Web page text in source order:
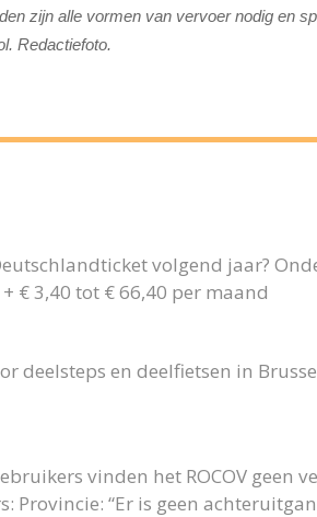
zijn alle vormen van vervoer nodig en
Redactiefoto.
volgend jaar?
€ 3,40 tot € 66,40 per maand
deelsteps en deelfietsen in
vinden het ROCOV geen
Provincie: “Er is geen